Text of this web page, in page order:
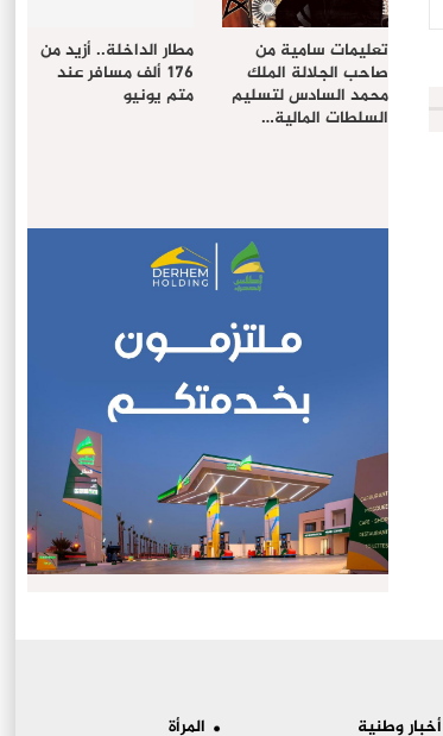
تعليمات سامية من
صاحب الجلالة الملك
محمد السادس لتسليم
السلطات المالية…
مطار الداخلة.. أزيد من
176 ألف مسافر عند
متم يونيو
أخبار وطنية المرأة